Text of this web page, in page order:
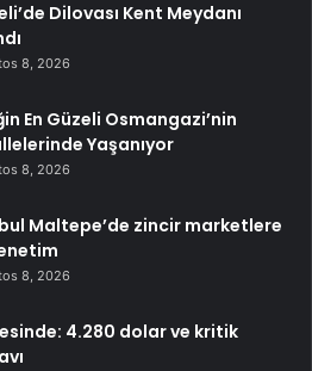
Dilovası Kent Meydanı
8, 2026
En Güzeli Osmangazi’nin
Yaşanıyor
8, 2026
Maltepe’de zincir marketlere
8, 2026
4.280 dolar ve kritik